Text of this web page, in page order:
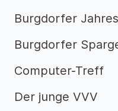
Burgdorfer
Burgdorfer
Computer-Treff
Der junge VVV